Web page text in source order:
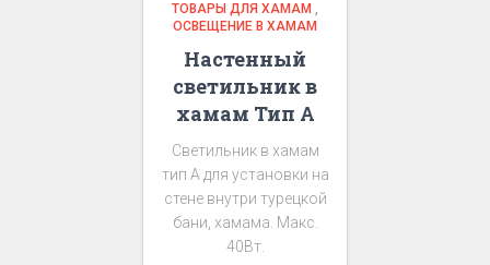
ТОВАРЫ ДЛЯ ХАМАМ ,
ОСВЕЩЕНИЕ В ХАМАМ
Настенный
светильник в
хамам Тип А
Светильник в хамам
тип А для установки на
стене внутри турецкой
бани, хамама. Макс.
40Вт.